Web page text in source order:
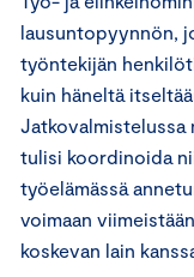
lausuntopyynnön,
työntekijän
kuin häneltä
Jatkovalmistelussa
tulisi koordinoida
työelämässä
voimaan
koskevan lain